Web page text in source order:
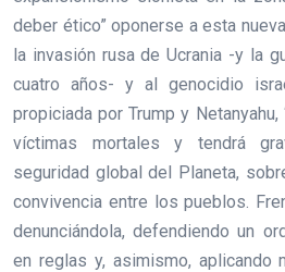
deber ético” oponerse a esta
la invasión rusa de Ucrania -y la
cuatro años- y al genocidio
propiciada por Trump y
víctimas mortales y tendrá
seguridad global del Planeta,
convivencia entre los pueblos.
denunciándola, defendiendo un
en reglas y, asimismo, aplicando